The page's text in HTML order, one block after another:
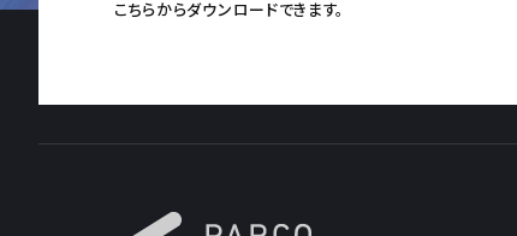
こちらからダウンロードできます。